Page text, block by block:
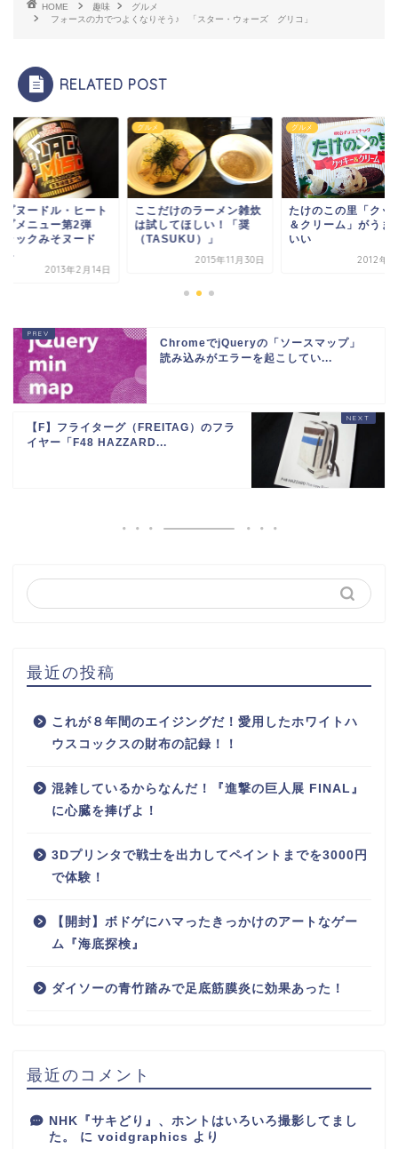
HOME 趣味
グルメ
フォースの力でつよくなりそう♪ 「スター・ウォーズ グリコ」
RELATED POST
プヌードル・ヒート
プメニュー第2弾
ラックみそヌード
...
2013年2月14日
グルメ
ここだけのラーメン雑炊
は試してほしい！「奨
（TASUKU）」
2015年11月30日
グルメ
たけのこの里「クッ
＆クリーム」がうま
いい
2012年9
ChromeでjQueryの「ソースマップ」
読み込みがエラーを起こしてい...
【F】フライターグ（FREITAG）のフラ
イヤー「F48 HAZZARD...
最近の投稿
これが８年間のエイジングだ！愛用したホワイトハ
ウスコックスの財布の記録！！
混雑しているからなんだ！『進撃の巨人展 FINAL』
に心臓を捧げよ！
3Dプリンタで戦士を出力してペイントまでを3000円
で体験！
【開封】ボドゲにハマったきっかけのアートなゲー
ム『海底探検』
ダイソーの青竹踏みで足底筋膜炎に効果あった！
最近のコメント
NHK『サキどり』、ホントはいろいろ撮影してまし
た。
に voidgraphics より